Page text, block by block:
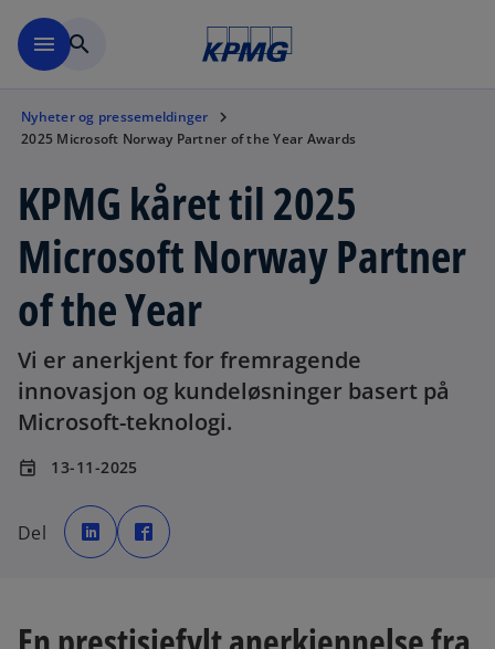
menu search
Nyheter og pressemeldinger
2025 Microsoft Norway Partner of the Year Awards
KPMG kåret til 2025
Microsoft Norway Partner
of the Year
Vi er anerkjent for fremragende
innovasjon og kundeløsninger basert på
Microsoft-teknologi.
event 13-11-2025
Del
o
p
e
n
e
w
p
e
w